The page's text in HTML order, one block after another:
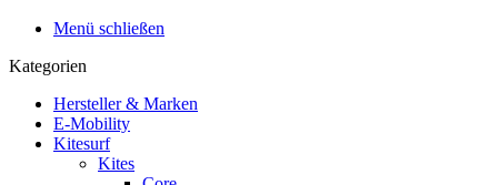
Menü schließen
Kategorien
Hersteller & Marken
E-Mobility
Kitesurf
Kites